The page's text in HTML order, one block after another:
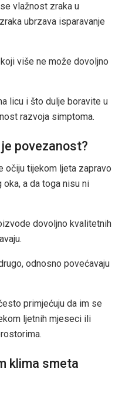
vlažnost zraka u
ubrzava isparavanje
više ne može dovoljno
licu i što dulje boravite u
razvoja simptoma.
povezanost?
očiju tijekom ljeta zapravo
a da toga nisu ni
dovoljno kvalitetnih
odnosno povećavaju
primjećuju da im se
ljetnih mjeseci ili
klima smeta